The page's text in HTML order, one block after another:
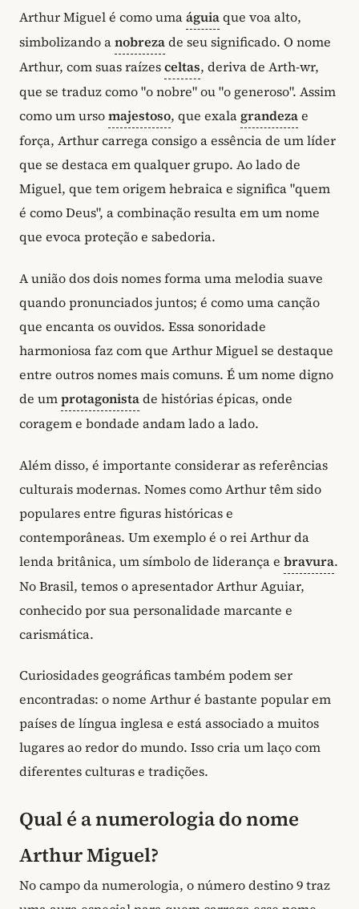
Arthur Miguel é como umaáguiaque voa alto,
simbolizando anobrezade seu significado. O nome
Arthur, com suas raízesceltas, deriva de Arth-wr,
que se traduz como "o nobre" ou "o generoso". Assim
como um ursomajestoso, que exalagrandezae
força, Arthur carrega consigo a essência de um líder
que se destaca em qualquer grupo. Ao lado de
Miguel, que tem origem hebraica e significa "quem
é como Deus", a combinação resulta em um nome
que evoca proteção e sabedoria.
A união dos dois nomes forma uma melodia suave
quando pronunciados juntos; é como uma canção
que encanta os ouvidos. Essa sonoridade
harmoniosa faz com que Arthur Miguel se destaque
entre outros nomes mais comuns. É um nome digno
de umprotagonistade histórias épicas, onde
coragem e bondade andam lado a lado.
Além disso, é importante considerar as referências
culturais modernas. Nomes como Arthur têm sido
populares entre figuras históricas e
contemporâneas. Um exemplo é o rei Arthur da
lenda britânica, um símbolo de liderança e bravura.
No Brasil, temos o apresentador Arthur Aguiar,
conhecido por sua personalidade marcante e
carismática.
Curiosidades geográficas também podem ser
encontradas: o nome Arthur é bastante popular em
países de língua inglesa e está associado a muitos
lugares ao redor do mundo. Isso cria um laço com
diferentes culturas e tradições.
Qual é a numerologia do nome
Arthur Miguel?
No campo da numerologia, o número destino 9 traz